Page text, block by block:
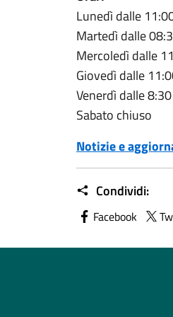
Lunedì dalle
Martedì dalle
Mercoledì dalle
Giovedì dalle
Venerdì dalle
Sabato chiuso
Notizie e
Condividi:
Facebook